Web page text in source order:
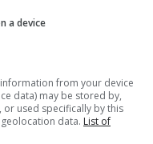
e che
eseguita anche a
a cadenza
a device
from your device
data) may be stored by,
or used specifically by this
data. List of